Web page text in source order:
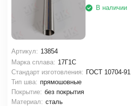
В наличии
Артикул: 13854
Марка сплава: 17Г1С
Стандарт изготовления: ГОСТ 10704-91
Тип шва: прямошовные
Покрытие: без покрытия
Материал: сталь